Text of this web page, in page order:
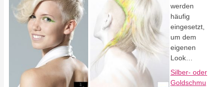
werden
häufig
eingesetzt,
um dem
eigenen
Look…
Silber- oder
Goldschmu